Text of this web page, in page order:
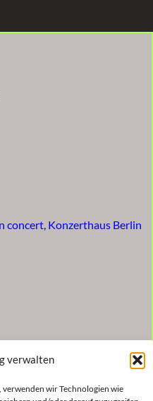
verwalten
verwenden wir Technologien wie
concert, Konzerthaus Berlin